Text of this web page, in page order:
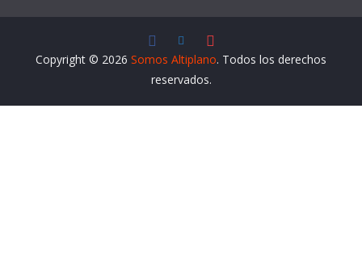
Copyright © 2026 Somos Altiplano. Todos los derechos
reservados.